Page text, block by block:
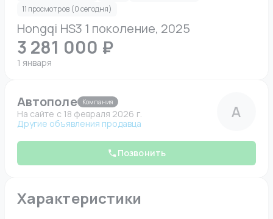
Hongqi HS3 1 поколение, 2025
3 281 000 ₽
1 января
11 просмотров (0 сегодня)
Автополе Компания
На сайте c 18 февраля 2026 г.
Другие объявления продавца
А
Позвонить
Характеристики